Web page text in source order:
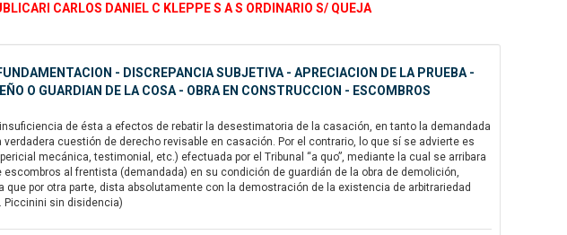
CARLOS DANIEL C KLEPPE S A S ORDINARIO S/ QUEJA
- DISCREPANCIA SUBJETIVA - APRECIACION DE LA PRUEBA -
O GUARDIAN DE LA COSA - OBRA EN CONSTRUCCION - ESCOMBROS
de ésta a efectos de rebatir la desestimatoria de la casación, en tanto la demandada
cuestión de derecho revisable en casación. Por el contrario, lo que sí se advierte es
mecánica, testimonial, etc.) efectuada por el Tribunal “a quo”, mediante la cual se arribara
al frentista (demandada) en su condición de guardián de la obra de demolición,
por otra parte, dista absolutamente con la demostración de la existencia de arbitrariedad
Piccinini sin disidencia)